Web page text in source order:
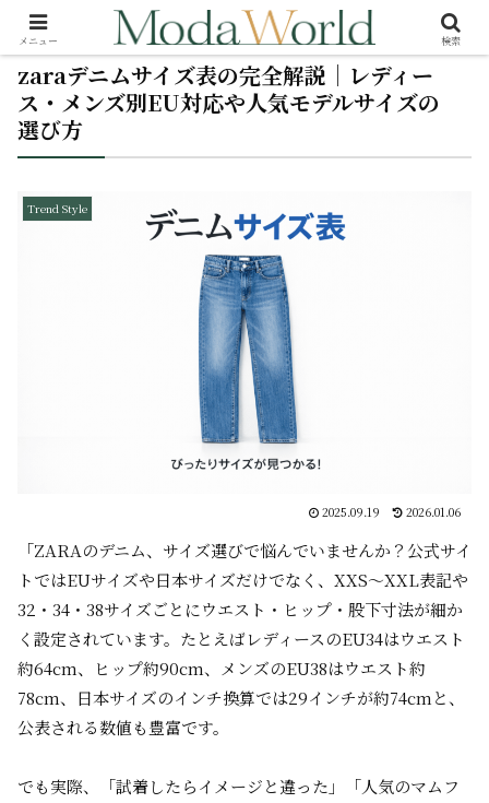
zaraデニムサイズ表の完全解説｜レディー
ス・メンズ別EU対応や人気モデルサイズの
選び方
Trend Style
2025.09.19 2026.01.06
「ZARAのデニム、サイズ選びで悩んでいませんか？公式サイ
トではEUサイズや日本サイズだけでなく、XXS〜XXL表記や
32・34・38サイズごとにウエスト・ヒップ・股下寸法が細か
く設定されています。たとえばレディースのEU34はウエスト
約64cm、ヒップ約90cm、メンズのEU38はウエスト約
78cm、日本サイズのインチ換算では29インチが約74cmと、
公表される数値も豊富です。
でも実際、「試着したらイメージと違った」「人気のマムフ
メニュー 検索